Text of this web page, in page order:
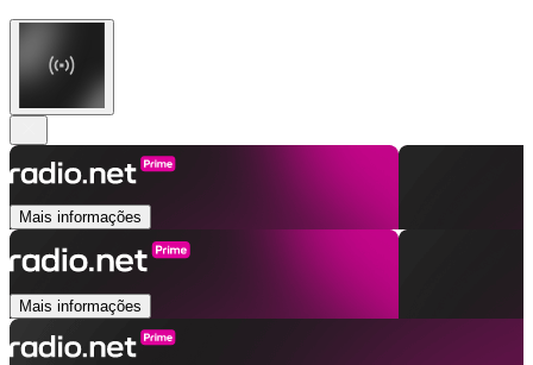
Mais informações
Mais informações